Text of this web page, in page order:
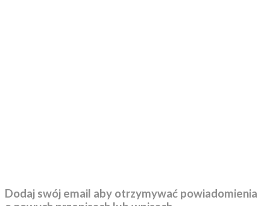
Dodaj swój email aby otrzymywać powiadomienia